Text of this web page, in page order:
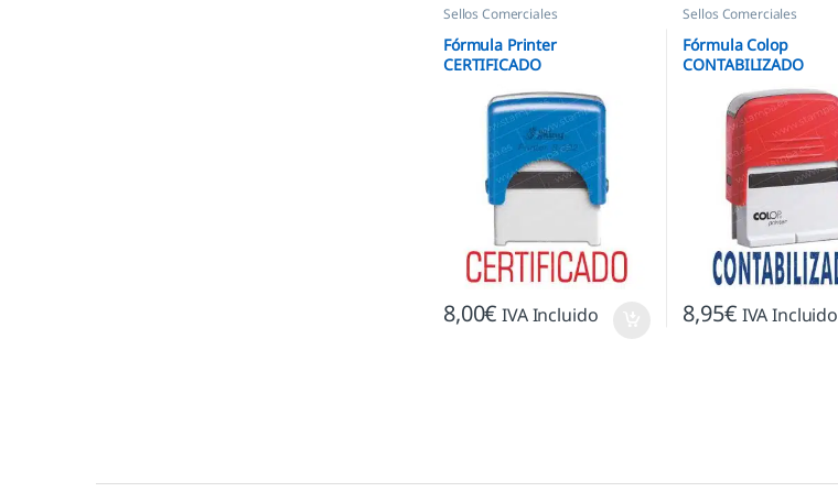
Sellos Comerciales
Fórmula Printer
CERTIFICADO
8,00€ IVA Incluido
Sellos Comerciales
Fórmula Colop
CONTABILIZADO
8,95€ IVA Incluido